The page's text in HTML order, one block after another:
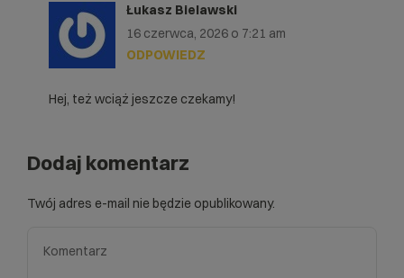
Łukasz Bielawski
16 czerwca, 2026 o 7:21 am
Hej, też wciąż jeszcze czekamy!
ODPOWIEDZ
Dodaj komentarz
Twój adres e-mail nie będzie opublikowany.